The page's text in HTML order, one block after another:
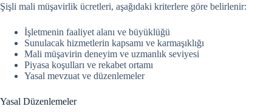
Şişli mali müşavirlik ücretleri, aşağıdaki kriterlere göre belirlenir:
İşletmenin faaliyet alanı ve büyüklüğü
Sunulacak hizmetlerin kapsamı ve karmaşıklığı
Mali müşavirin deneyim ve uzmanlık seviyesi
Piyasa koşulları ve rekabet ortamı
Yasal mevzuat ve düzenlemeler
Yasal Düzenlemeler